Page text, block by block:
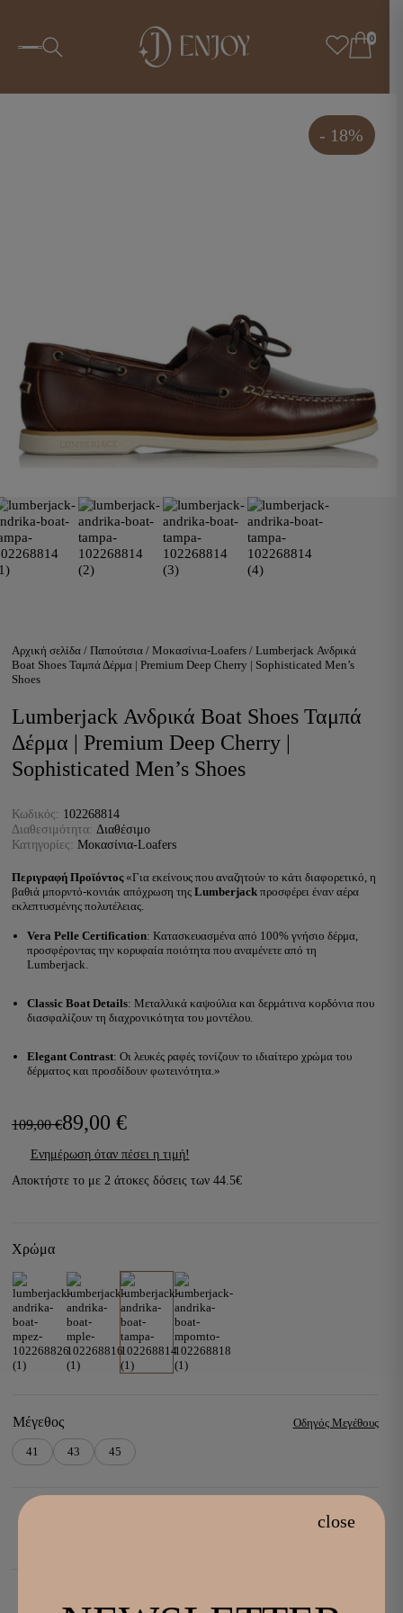
0
- 18%
Αρχική σελίδα/ Παπούτσια/ Μοκασίνια-Loafers/ Lumberjack Ανδρικά
Boat Shoes Ταμπά Δέρμα | Premium Deep Cherry | Sophisticated Men’s
Shoes
Περιγραφή Προϊόντος«Για εκείνους που αναζητούν το κάτι διαφορετικό, η
βαθιά μπορντό-κονιάκ απόχρωση της Lumberjackπροσφέρει έναν αέρα
εκλεπτυσμένης πολυτέλειας.
Vera Pelle Certification: Κατασκευασμένα από 100% γνήσιο δέρμα,
προσφέροντας την κορυφαία ποιότητα που αναμένετε από τη
Lumberjack.
Classic Boat Details: Μεταλλικά καψούλια και δερμάτινα κορδόνια που
διασφαλίζουν τη διαχρονικότητα του μοντέλου.
Elegant Contrast: Οι λευκές ραφές τονίζουν το ιδιαίτερο χρώμα του
δέρματος και προσδίδουν φωτεινότητα.»
109,00€
Original
price
was:
89,00 €
Η
τρέχουσα
τιμή
89,00 €.
Χρώμα
Αποκτήστε το με 2άτοκες δόσεις των 44.5€
Lumberjack Ανδρικά Boat Shoes Ταμπά
Δέρμα | Premium Deep Cherry |
Sophisticated Men’s Shoes
Κωδικός: 102268814
Διαθεσιμότητα: Διαθέσιμο
Κατηγορίες: Μοκασίνια-Loafers
Ενημέρωση όταν πέσει η τιμή!
Μέγεθος
41 43 45
Οδηγός Μεγέθους
close